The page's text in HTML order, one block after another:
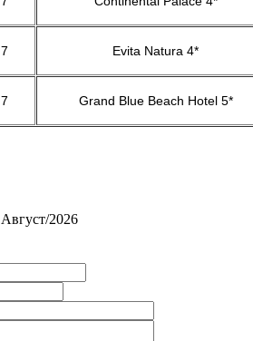
7 Evita Natura 4*
7 Grand Blue Beach Hotel 5*
Август/2026